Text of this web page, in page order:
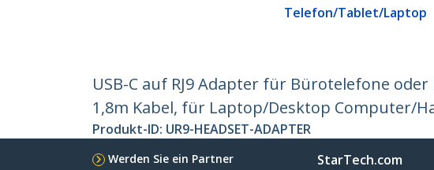
Telefon/Tablet/Laptop
USB-C auf RJ9 Adapter für Bürotelefone
1,8m Kabel, für Laptop/Desktop Computer/
Produkt-ID: UR9-HEADSET-ADAPTER
Werden Sie ein Partner
StarTech.com